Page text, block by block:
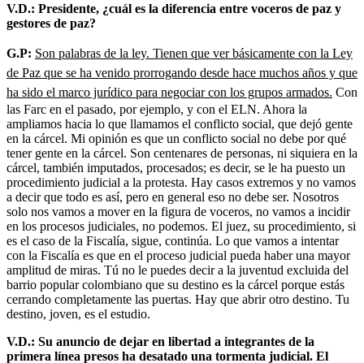
V.D.: Presidente, ¿cuál es la diferencia entre voceros de paz y
gestores de paz?
G.P: Son palabras de la ley. Tienen que ver básicamente con la Ley
de Paz que se ha venido prorrogando desde hace muchos años y que
ha sido el marco jurídico para negociar con los grupos armados. Con
las Farc en el pasado, por ejemplo, y con el ELN. Ahora la
ampliamos hacia lo que llamamos el conflicto social, que dejó gente
en la cárcel. Mi opinión es que un conflicto social no debe por qué
tener gente en la cárcel. Son centenares de personas, ni siquiera en la
cárcel, también imputados, procesados; es decir, se le ha puesto un
procedimiento judicial a la protesta. Hay casos extremos y no vamos
a decir que todo es así, pero en general eso no debe ser. Nosotros
solo nos vamos a mover en la figura de voceros, no vamos a incidir
en los procesos judiciales, no podemos. El juez, su procedimiento, si
es el caso de la Fiscalía, sigue, continúa. Lo que vamos a intentar
con la Fiscalía es que en el proceso judicial pueda haber una mayor
amplitud de miras. Tú no le puedes decir a la juventud excluida del
barrio popular colombiano que su destino es la cárcel porque estás
cerrando completamente las puertas. Hay que abrir otro destino. Tu
destino, joven, es el estudio.
V.D.: Su anuncio de dejar en libertad a integrantes de la
primera línea presos ha desatado una tormenta judicial. El